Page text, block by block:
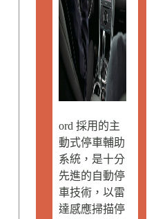
ord 採用的主
動式停車輔助
系統，是十分
先進的自動停
車技術，以雷
達感應掃描停